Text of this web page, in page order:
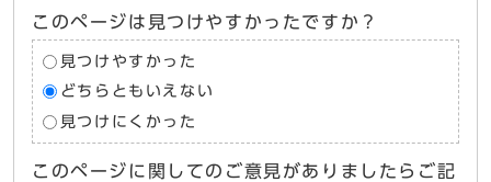
このページは見つけやすかったですか？
見つけやすかった
どちらともいえない
見つけにくかった
このページに関してのご意見がありましたらご記